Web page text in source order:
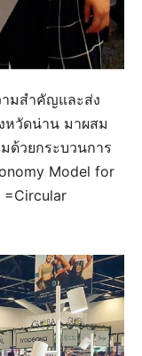
มสำคัญและส่ง
หวัดน่าน มาผสม
ด้วยกระบวนการ
Model for
=Circular